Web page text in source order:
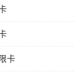
卡